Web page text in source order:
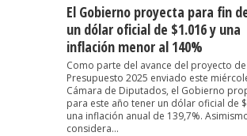
El Gobierno proyecta para fin
un dólar oficial de $1.016 y una
inflación menor al 140%
Como parte del avance del proyecto de
Presupuesto 2025 enviado este
Cámara de Diputados, el Gobierno
para este año tener un dólar oficial de
una inflación anual de 139,7%.
considera...